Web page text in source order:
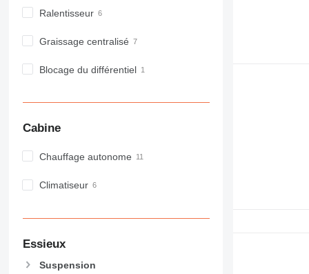
MH
PM
Ralentisseur
Graissage centralisé
Blocage du différentiel
Cabine
Chauffage autonome
Climatiseur
Essieux
Suspension